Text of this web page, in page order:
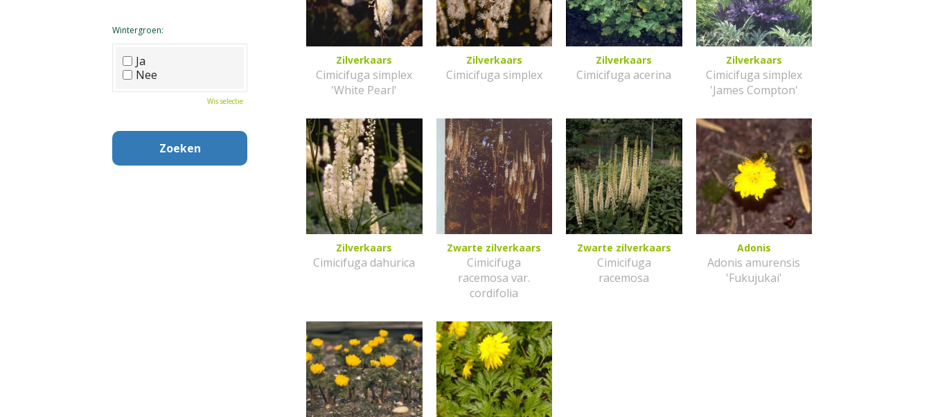
Zilverkaars
Cimicifuga simplex
'White Pearl'
Zilverkaars
Cimicifuga simplex
Zilverkaars
Cimicifuga acerina
Zilverkaars
Cimicifuga simplex
'James Compton'
Zilverkaars
Cimicifuga dahurica
Zwarte zilverkaars
Cimicifuga
racemosa var.
cordifolia
Zwarte zilverkaars
Cimicifuga
racemosa
Adonis
Adonis amurensis
'Fukujukai'
Wit
Zwart
Wintergroen:
Ja
Nee
Wis selectie